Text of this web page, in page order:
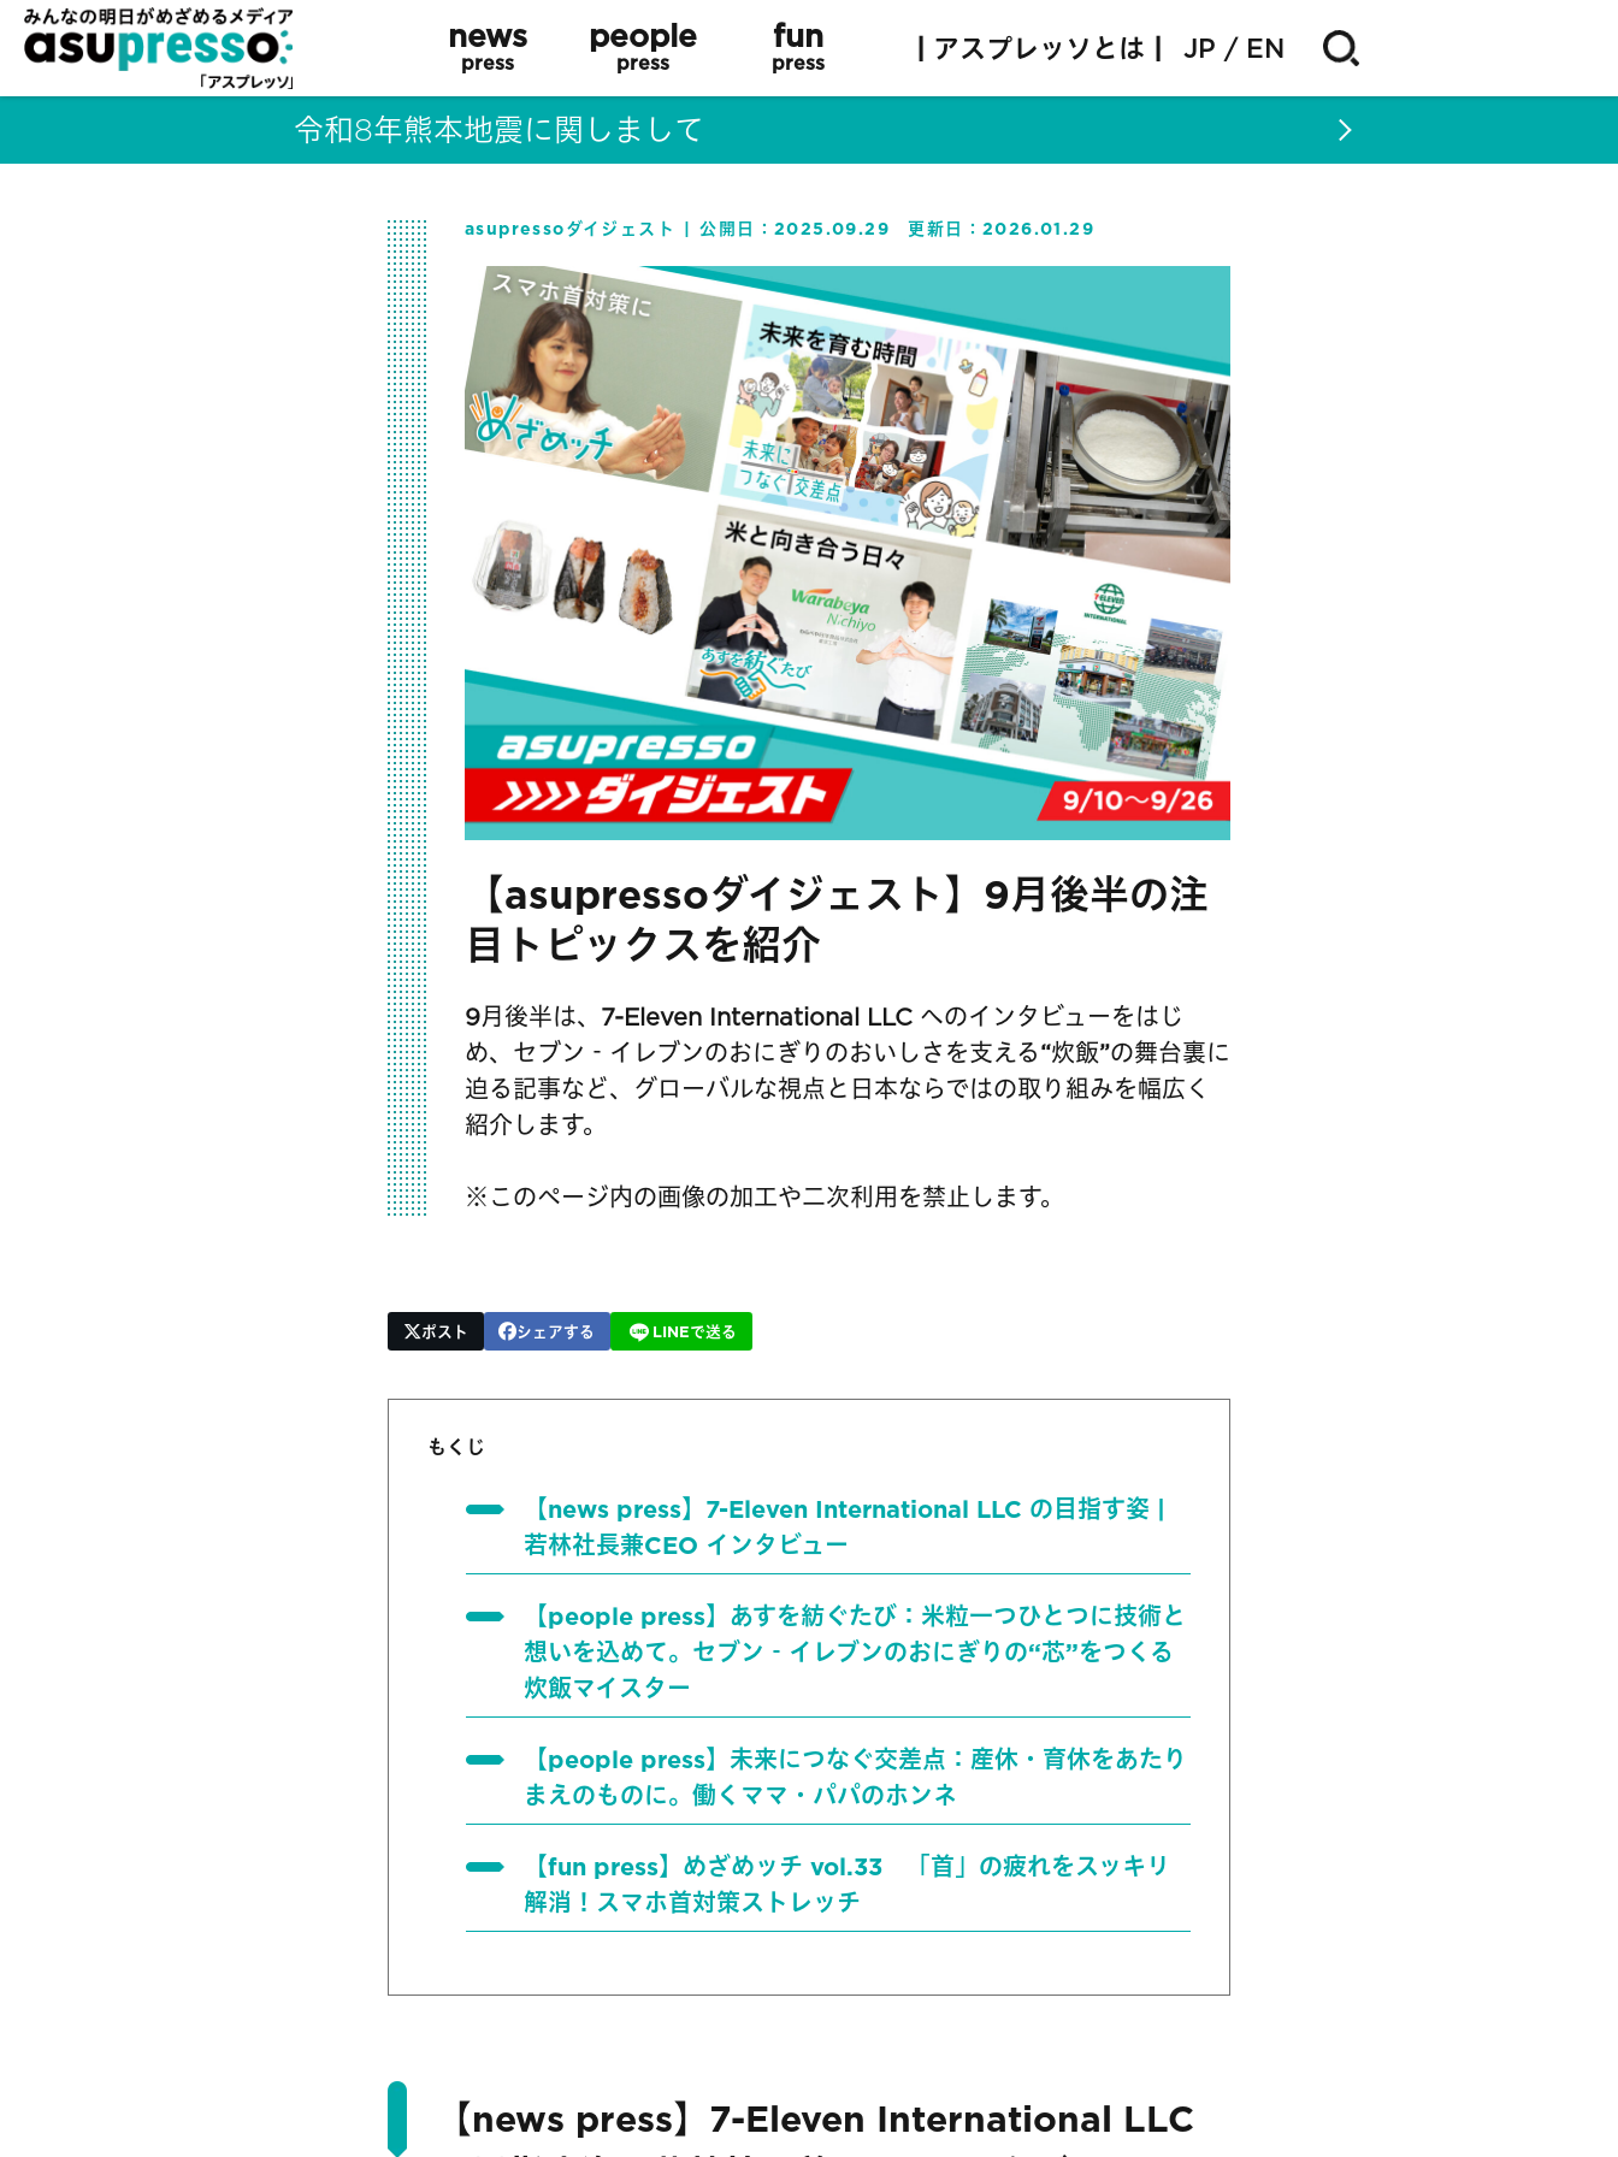
news
press
people
press
fun
press | アスプレッソとは | JP EN
令和8年熊本地震に関しまして
asupressoダイジェスト 公開日：2025.09.29 更新日：2026.01.29
【asupressoダイジェスト】9月後半の注
目トピックスを紹介
9月後半は、7-Eleven International LLC へのインタビューをはじ
め、セブン‐イレブンのおにぎりのおいしさを支える“炊飯”の舞台裏に
迫る記事など、グローバルな視点と日本ならではの取り組みを幅広く
紹介します。
※このページ内の画像の加工や二次利用を禁止します。
ポスト シェアする LINEで送る
もくじ
【news press】7-Eleven International LLC の目指す姿 |
若林社長兼CEO インタビュー
【people press】あすを紡ぐたび：米粒一つひとつに技術と
想いを込めて。セブン‐イレブンのおにぎりの“芯”をつくる
炊飯マイスター
【people press】未来につなぐ交差点：産休・育休をあたり
まえのものに。働くママ・パパのホンネ
【fun press】めざめッチ vol.33 「首」の疲れをスッキリ
解消！スマホ首対策ストレッチ
【news press】7-Eleven International LLC